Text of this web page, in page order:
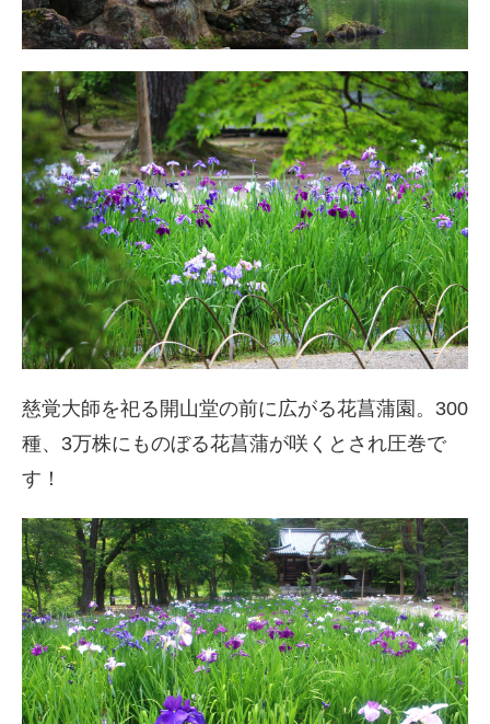
慈覚大師を祀る開山堂の前に広がる花菖蒲園。300
種、3万株にものぼる花菖蒲が咲くとされ圧巻で
す！